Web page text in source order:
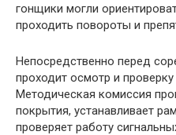
гонщики могли
проходить повороты и
Непосредственно перед
проходит осмотр и
Методическая комиссия
покрытия, устанавливает
проверяет работу